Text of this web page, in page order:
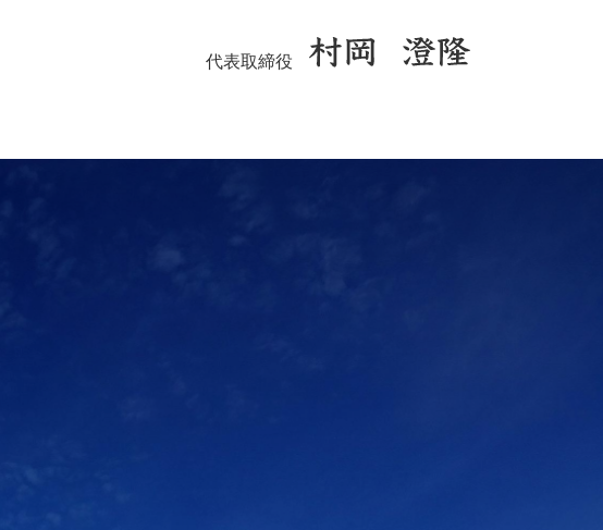
代表取締役